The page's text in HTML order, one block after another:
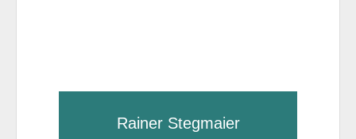
Rainer Stegmaier